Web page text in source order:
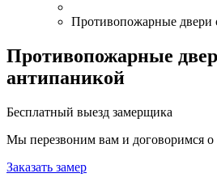
Противопожарные двери
Противопожарные
антипаникой
Бесплатный выезд замерщика
Мы перезвоним вам и договоримся о
Заказать замер